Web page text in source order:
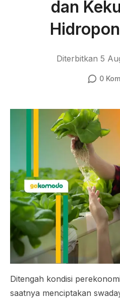
dan
Diterbitkan 5
0
Ditengah kondisi
saatnya menciptakan